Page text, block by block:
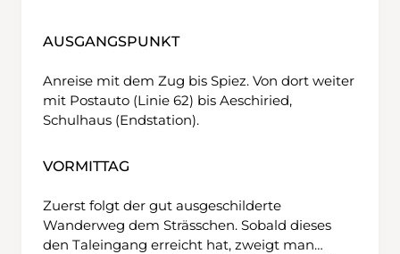
AUSGANGSPUNKT
Anreise mit dem Zug bis Spiez. Von dort weiter
mit Postauto (Linie 62) bis Aeschiried,
Schulhaus (Endstation).
VORMITTAG
Zuerst folgt der gut ausgeschilderte
Wanderweg dem Strässchen. Sobald dieses
den Taleingang erreicht hat, zweigt man